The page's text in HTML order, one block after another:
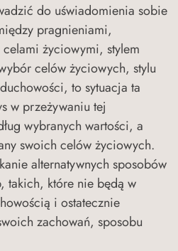
do uświadomienia sobie
pragnieniami,
życiowymi, stylem
celów życiowych, stylu
to sytuacja ta
w przeżywaniu tej
wybranych wartości, a
swoich celów życiowych.
alternatywnych sposobów
takich, które nie będą w
i ostatecznie
zachowań, sposobu